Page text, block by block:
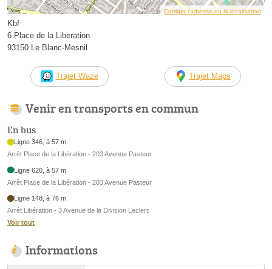
Corriger l’adresse ou la localisation
Kbf
6 Place de la Liberation
93150 Le Blanc-Mesnil
Trajet Waze Trajet Maps
Venir en transports en commun
En bus
Ligne 346, à 57 m
Arrêt Place de la Libération - 203 Avenue Pasteur
Ligne 620, à 57 m
Arrêt Place de la Libération - 203 Avenue Pasteur
Ligne 148, à 76 m
Arrêt Libération - 3 Avenue de la Division Leclerc
Voir tout
Informations